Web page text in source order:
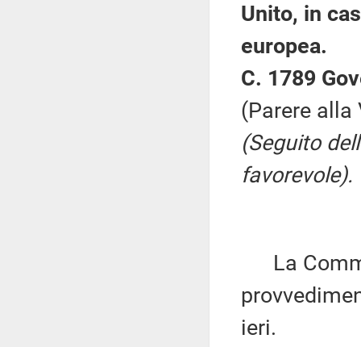
Unito, in
europea.
C. 1789
(Parere alla
(Seguito
favorevole).
La
ieri.